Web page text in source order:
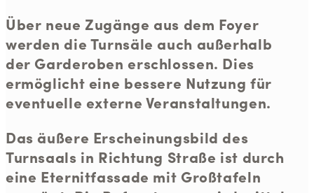
Über neue Zugänge aus dem Foyer
werden die Turnsäle auch außerhalb
der Garderoben erschlossen. Dies
ermöglicht eine bessere Nutzung für
eventuelle externe Veranstaltungen.
Das äußere Erscheinungsbild des
Turnsaals in Richtung Straße ist durch
eine Eternitfassade mit Großtafeln